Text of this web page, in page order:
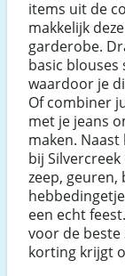
items uit de
makkelijk
garderobe.
basic blouses
waardoor je
Of combiner
met je jeans
maken.
bij
zeep, geuren,
een echt
voor de beste
korting krijgt